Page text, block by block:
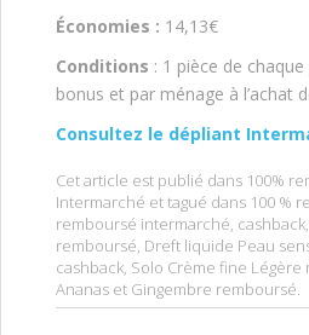
Économies : 14,13€
Conditions : 1 pièce de
bonus et par ménage à l’achat
Consultez le dépliant
Cet article est publié dans 100%
Intermarché et tagué dans 100 %
remboursé intermarché, cashback,
remboursé, Dreft liquide Peau
cashback, Solo Crème fine
Ananas et Gingembre remboursé.